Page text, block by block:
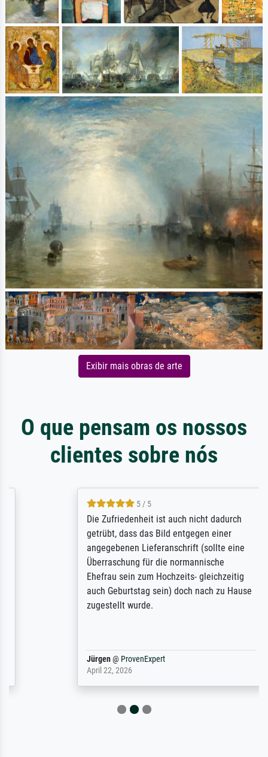
Exibir mais obras de arte
O que pensam os nossos
clientes sobre nós
5 / 5
Die Zufriedenheit ist auch nicht dadurch
getrübt, dass das Bild entgegen einer
angegebenen Lieferanschrift (sollte eine
Überraschung für die normannische
Ehefrau sein zum Hochzeits- gleichzeitig
auch Geburtstag sein) doch nach zu Hause
zugestellt wurde.
ProvenExpert
April 22, 2026